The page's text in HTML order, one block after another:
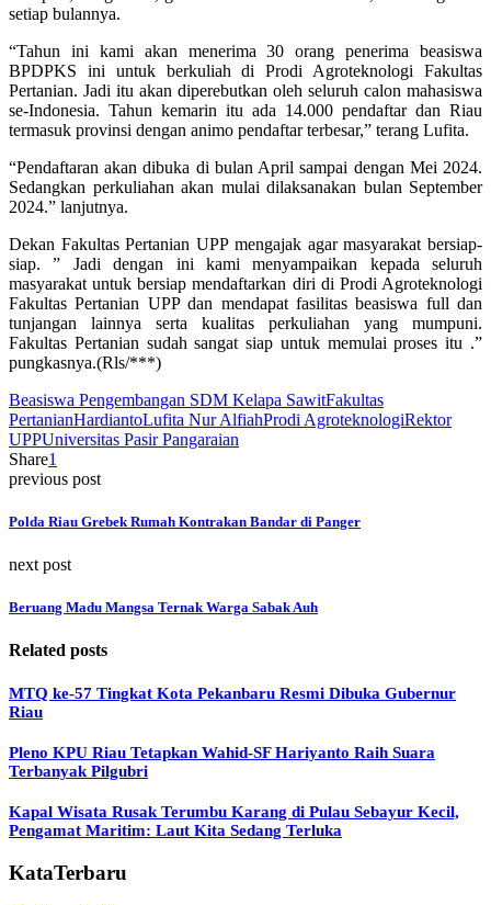
setiap bulannya.
“Tahun ini kami akan menerima 30 orang penerima beasiswa
BPDPKS ini untuk berkuliah di Prodi Agroteknologi Fakultas
Pertanian. Jadi itu akan diperebutkan oleh seluruh calon mahasiswa
se-Indonesia. Tahun kemarin itu ada 14.000 pendaftar dan Riau
termasuk provinsi dengan animo pendaftar terbesar,” terang Lufita.
“Pendaftaran akan dibuka di bulan April sampai dengan Mei 2024.
Sedangkan perkuliahan akan mulai dilaksanakan bulan September
2024.” lanjutnya.
Dekan Fakultas Pertanian UPP mengajak agar masyarakat bersiap-
siap. ” Jadi dengan ini kami menyampaikan kepada seluruh
masyarakat untuk bersiap mendaftarkan diri di Prodi Agroteknologi
Fakultas Pertanian UPP dan mendapat fasilitas beasiswa full dan
tunjangan lainnya serta kualitas perkuliahan yang mumpuni.
Fakultas Pertanian sudah sangat siap untuk memulai proses itu .”
pungkasnya.(Rls/***)
Beasiswa Pengembangan SDM Kelapa SawitFakultas
PertanianHardiantoLufita Nur AlfiahProdi AgroteknologiRektor
UPPUniversitas Pasir Pangaraian
Share1
previous post
Polda Riau Grebek Rumah Kontrakan Bandar di Panger
next post
Beruang Madu Mangsa Ternak Warga Sabak Auh
Related posts
MTQ ke-57 Tingkat Kota Pekanbaru Resmi Dibuka Gubernur
Riau
Pleno KPU Riau Tetapkan Wahid-SF Hariyanto Raih Suara
Terbanyak Pilgubri
Kapal Wisata Rusak Terumbu Karang di Pulau Sebayur Kecil,
Pengamat Maritim: Laut Kita Sedang Terluka
KataTerbaru